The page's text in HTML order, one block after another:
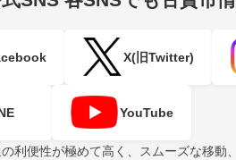
X(旧Twitter)
YouTube
利便性が極めて高く、スムーズな移動